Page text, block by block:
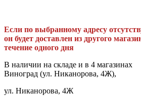
Если по выбранному адресу
он будет доставлен из другого
течение одного дня
В наличии на складе и в 4 магазинах
Виноград (ул. Никанорова, 4Ж),
ул. Никанорова, 4Ж